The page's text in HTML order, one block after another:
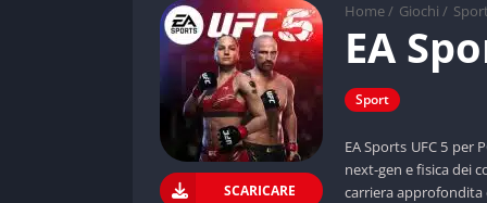
Home / Giochi / Sport
EA
Sport
EA Sports UFC 5
next-gen e fisica dei
carriera approfondita
SCARICARE